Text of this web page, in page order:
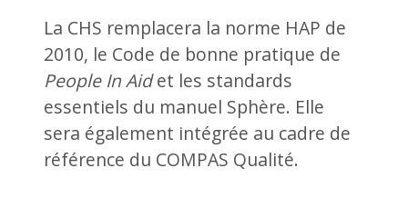
La CHS remplacera la norme HAP de
2010, le Code de bonne pratique de
People In Aidet les standards
essentiels du manuel Sphère. Elle
sera également intégrée au cadre de
référence du COMPAS Qualité.